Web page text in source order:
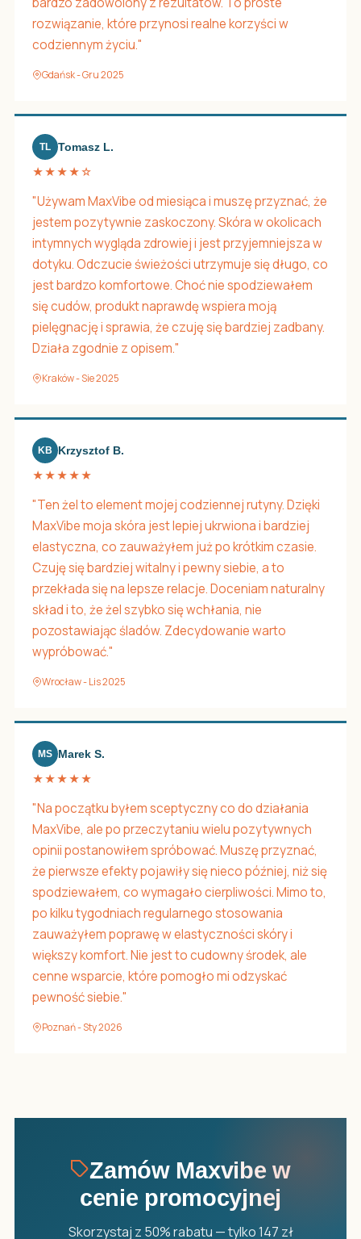
rozwiązanie, które przynosi realne korzyści w
codziennym życiu."
Gdańsk - Gru 2025
TL Tomasz L.
★★★★☆
"Używam MaxVibe od miesiąca i muszę przyznać, że
jestem pozytywnie zaskoczony. Skóra w okolicach
intymnych wygląda zdrowiej i jest przyjemniejsza w
dotyku. Odczucie świeżości utrzymuje się długo, co
jest bardzo komfortowe. Choć nie spodziewałem
się cudów, produkt naprawdę wspiera moją
pielęgnację i sprawia, że czuję się bardziej zadbany.
Działa zgodnie z opisem."
Kraków - Sie 2025
KB Krzysztof B.
★★★★★
"Ten żel to element mojej codziennej rutyny. Dzięki
MaxVibe moja skóra jest lepiej ukrwiona i bardziej
elastyczna, co zauważyłem już po krótkim czasie.
Czuję się bardziej witalny i pewny siebie, a to
przekłada się na lepsze relacje. Doceniam naturalny
skład i to, że żel szybko się wchłania, nie
pozostawiając śladów. Zdecydowanie warto
wypróbować."
Wrocław - Lis 2025
MS Marek S.
★★★★★
"Na początku byłem sceptyczny co do działania
MaxVibe, ale po przeczytaniu wielu pozytywnych
opinii postanowiłem spróbować. Muszę przyznać,
że pierwsze efekty pojawiły się nieco później, niż się
spodziewałem, co wymagało cierpliwości. Mimo to,
po kilku tygodniach regularnego stosowania
zauważyłem poprawę w elastyczności skóry i
większy komfort. Nie jest to cudowny środek, ale
cenne wsparcie, które pomogło mi odzyskać
pewność siebie."
Poznań - Sty 2026
Zamów Maxvibe w
cenie promocyjnej
Skorzystaj z 50% rabatu — tylko 147 zł